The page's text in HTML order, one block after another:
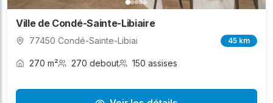
Ville de Condé-Sainte-Libiaire
77450 Condé-Sainte-Libiai 45 km
270 m² 270 debout 150 assises